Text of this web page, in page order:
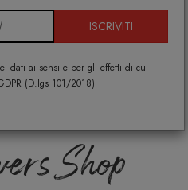
ISCRIVITI
dati ai sensi e per gli effetti di cui
(D.lgs 101/2018)
TE.IT®è
di
la tua casa
Shop